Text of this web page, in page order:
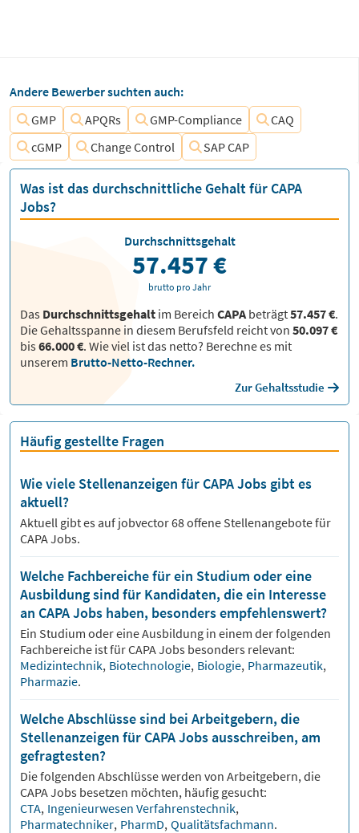
Andere Bewerber suchten auch:
GMP
APQRs GMP-Compliance
CAQ
cGMP
Change Control SAP CAP
Was ist das durchschnittliche Gehalt für CAPA
Jobs?
Das Durchschnittsgehalt im Bereich CAPA beträgt57.457 €.
Die Gehaltsspanne in diesem Berufsfeld reicht von 50.097 €
bis66.000 €. Wie viel ist das netto? Berechne es mit
unserem Brutto-Netto-Rechner.
Zur Gehaltsstudie
Durchschnittsgehalt
57.457 €
brutto pro Jahr
Häufig gestellte Fragen
Wie viele Stellenanzeigen für CAPA Jobs gibt es
aktuell?
Aktuell gibt es auf jobvector68offene Stellenangebote für
CAPA Jobs.
Welche Fachbereiche für ein Studium oder eine
Ausbildung sind für Kandidaten, die ein Interesse
an CAPA Jobs haben, besonders empfehlenswert?
Ein Studium oder eine Ausbildung in einem der folgenden
Fachbereiche ist fürCAPAJobs besonders relevant:
Medizintechnik, Biotechnologie, Biologie, Pharmazeutik,
Pharmazie.
Welche Abschlüsse sind bei Arbeitgebern, die
Stellenanzeigen für CAPA Jobs ausschreiben, am
gefragtesten?
Die folgenden Abschlüsse werden von Arbeitgebern, die
CAPAJobs besetzen möchten, häufig gesucht:
CTA, Ingenieurwesen Verfahrenstechnik,
Pharmatechniker, PharmD, Qualitätsfachmann.